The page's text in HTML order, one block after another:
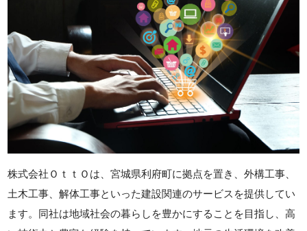
株式会社ＯｔｔＯは、宮城県利府町に拠点を置き、外構工事、
土木工事、解体工事といった建設関連のサービスを提供してい
ます。同社は地域社会の暮らしを豊かにすることを目指し、高